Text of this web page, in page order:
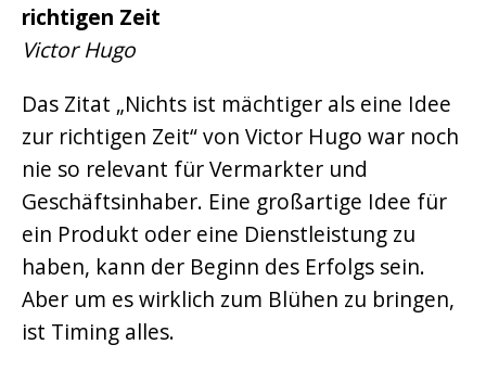
richtigen Zeit
Victor Hugo
Das Zitat „Nichts ist mächtiger als eine Idee
zur richtigen Zeit“ von Victor Hugo war noch
nie so relevant für Vermarkter und
Geschäftsinhaber. Eine großartige Idee für
ein Produkt oder eine Dienstleistung zu
haben, kann der Beginn des Erfolgs sein.
Aber um es wirklich zum Blühen zu bringen,
ist Timing alles.